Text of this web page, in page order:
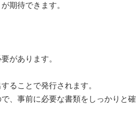
期待できます。
があります。
ることで発行されます。
、事前に必要な書類をしっかりと確